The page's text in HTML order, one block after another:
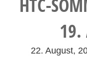
HTC-
19.
22. August,